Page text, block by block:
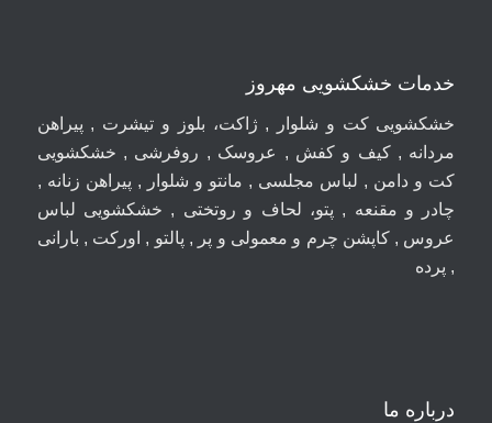
خدمات خشکشویی مهروز
خشکشویی کت و شلوار , ژاکت، بلوز و تیشرت , پیراهن
مردانه , کیف و کفش , عروسک , روفرشی , خشکشویی
کت و دامن , لباس مجلسی , مانتو و شلوار , پیراهن زنانه ,
چادر و مقنعه , پتو، لحاف و روتختی , خشکشویی لباس
عروس , کاپشن چرم و معمولی و پر , پالتو , اورکت , بارانی
, پرده
درباره ما